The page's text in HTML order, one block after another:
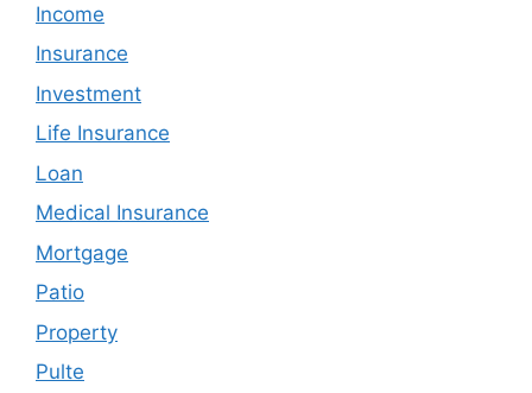
Income
Insurance
Investment
Life Insurance
Loan
Medical Insurance
Mortgage
Patio
Property
Pulte